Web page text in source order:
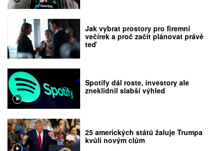
Jak vybrat prostory pro firemní
večírek a proč začít plánovat právě
teď
Spotify dál roste, investory ale
zneklidnil slabší výhled
25 amerických států žaluje Trumpa
kvůli novým clům